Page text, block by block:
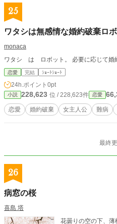
25
ワタシは無感情な婚約破棄ロ
monaca
ワタシ は ロボット。 必要に応じて婚
恋愛 完結 ｼｮｰﾄｼｮｰﾄ
24h.ポイント 0pt
小説 228,623 位 / 228,623件 恋愛
恋愛 婚約破棄 女主人公 難病
最終
26
病窓の桜
喜島 塔
花曇りの空の下、薄